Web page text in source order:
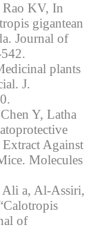
KV, In
gigantean
Journal of
plants
J.
Y, Latha
Against
Molecules
a, Al-Assiri,
of